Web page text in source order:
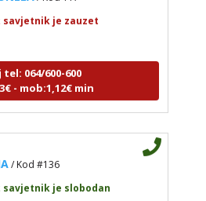
savjetnik je zauzet
tel: 064/600-600
- mob:1,12€ min
/ Kod #136
savjetnik je slobodan